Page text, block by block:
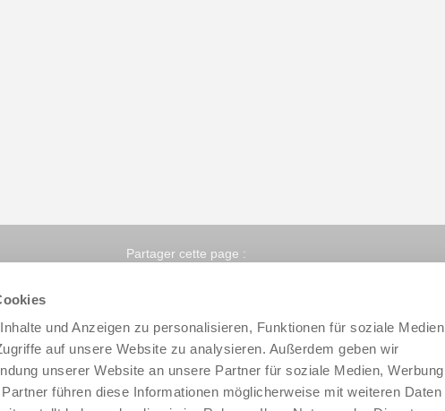
und Anzeigen zu personalisieren, Funktionen für soziale Medien
auf unsere Website zu analysieren. Außerdem geben wir
unserer Website an unsere Partner für soziale Medien, Werbung
führen diese Informationen möglicherweise mit weiteren Daten
Partager cette page :